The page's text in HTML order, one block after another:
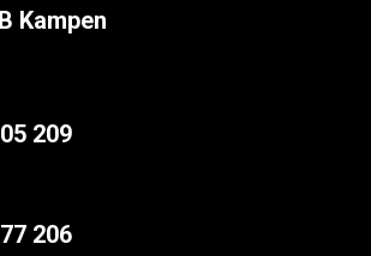
Kampen
209
206